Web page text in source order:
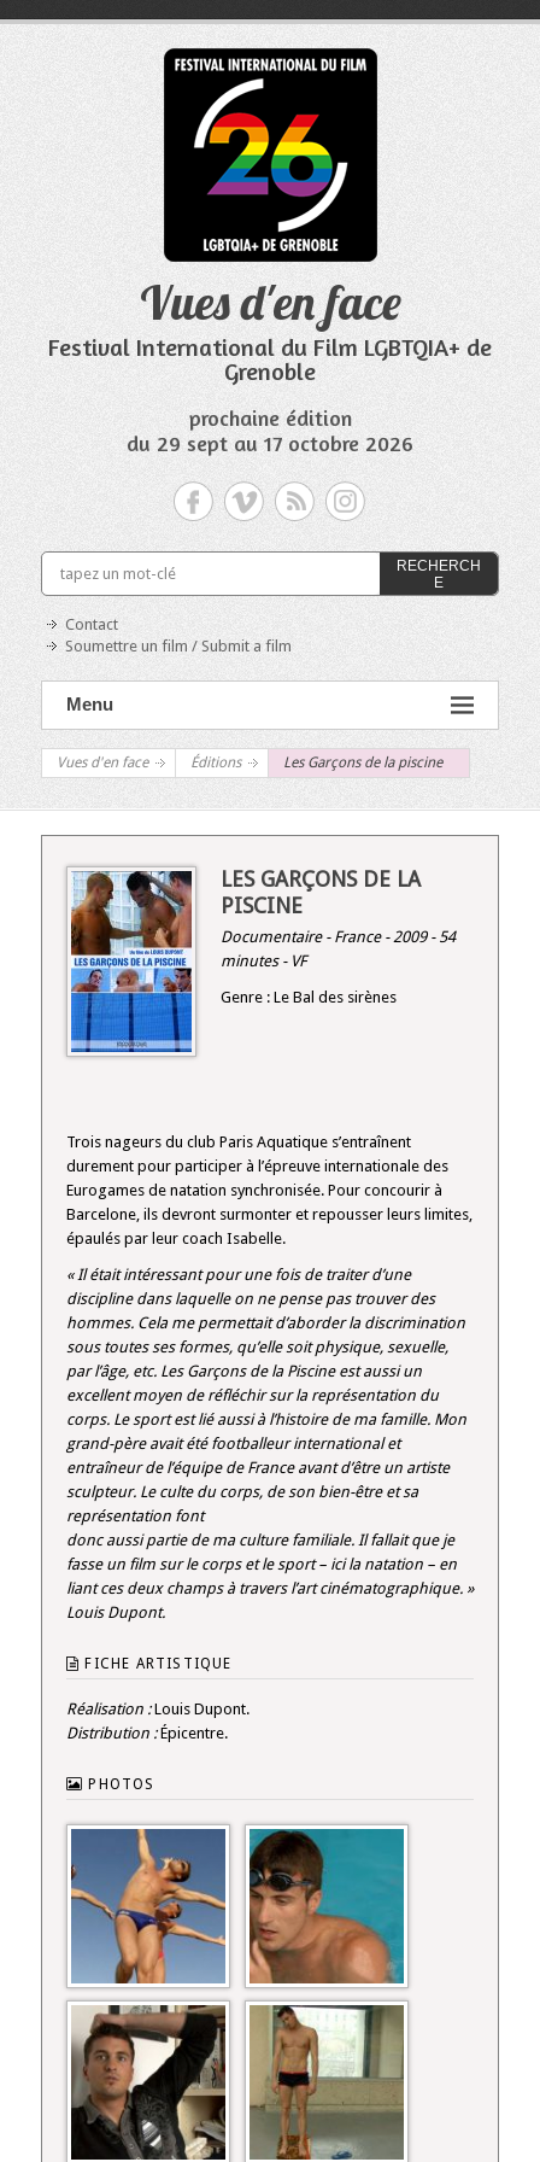
Vues d'en face
Festival International du Film LGBTQIA+ de
Grenoble
prochaine édition
du 29 sept au 17 octobre 2026
RECHERCH
E
Contact
Soumettre un film / Submit a film
Menu
Vues d'en face Éditions Les Garçons de la piscine
LES GARÇONS DE LA
PISCINE
Documentaire - France - 2009 - 54
minutes - VF
Genre : Le Bal des sirènes
Trois nageurs du club Paris Aquatique s’entraînent
durement pour participer à l’épreuve internationale des
Eurogames de natation synchronisée. Pour concourir à
Barcelone, ils devront surmonter et repousser leurs limites,
épaulés par leur coach Isabelle.
« Il était intéressant pour une fois de traiter d’une
discipline dans laquelle on ne pense pas trouver des
hommes. Cela me permettait d’aborder la discrimination
sous toutes ses formes, qu’elle soit physique, sexuelle,
par l’âge, etc. Les Garçons de la Piscine est aussi un
excellent moyen de réfléchir sur la représentation du
corps. Le sport est lié aussi à l’histoire de ma famille. Mon
grand-père avait été footballeur international et
entraîneur de l’équipe de France avant d’être un artiste
sculpteur. Le culte du corps, de son bien-être et sa
représentation font
donc aussi partie de ma culture familiale. Il fallait que je
fasse un film sur le corps et le sport – ici la natation – en
liant ces deux champs à travers l’art cinématographique. »
Louis Dupont.
FICHE ARTISTIQUE
Réalisation :Louis Dupont.
Distribution :Épicentre.
PHOTOS